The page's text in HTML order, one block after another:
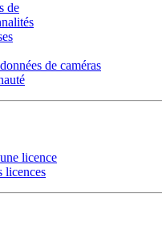
de
de caméras
licence
licences